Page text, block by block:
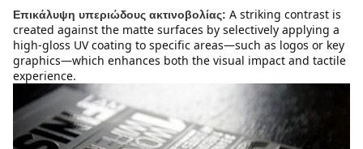
Επικάλυψη υπεριώδους ακτινοβολίας: A striking contrast is
created against the matte surfaces by selectively applying a
high-gloss UV coating to specific areas—such as logos or key
graphics—which enhances both the visual impact and tactile
experience.